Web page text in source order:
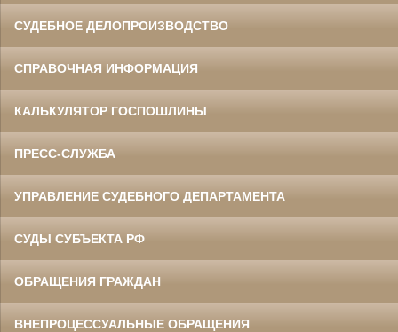
СУДЕБНОЕ ДЕЛОПРОИЗВОДСТВО
СПРАВОЧНАЯ ИНФОРМАЦИЯ
КАЛЬКУЛЯТОР ГОСПОШЛИНЫ
ПРЕСС-СЛУЖБА
УПРАВЛЕНИЕ СУДЕБНОГО ДЕПАРТАМЕНТА
СУДЫ СУБЪЕКТА РФ
ОБРАЩЕНИЯ ГРАЖДАН
ВНЕПРОЦЕССУАЛЬНЫЕ ОБРАЩЕНИЯ